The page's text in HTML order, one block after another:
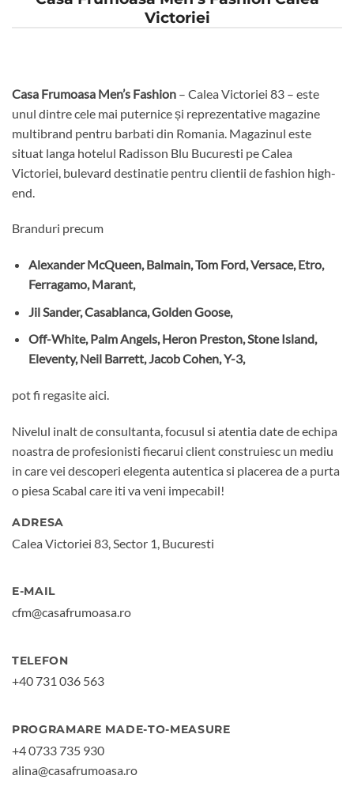
Victoriei
Casa Frumoasa Men’s Fashion – Calea Victoriei 83 – este
unul dintre cele mai puternice și reprezentative magazine
multibrand pentru barbati din Romania. Magazinul este
situat langa hotelul Radisson Blu Bucuresti pe Calea
Victoriei, bulevard destinatie pentru clientii de fashion high-
end.
Branduri precum
Alexander McQueen, Balmain, Tom Ford, Versace, Etro,
Ferragamo, Marant,
Jil Sander, Casablanca, Golden Goose,
Off-White, Palm Angels, Heron Preston, Stone Island,
Eleventy, Neil Barrett, Jacob Cohen, Y-3,
pot fi regasite aici.
Nivelul inalt de consultanta, focusul si atentia date de echipa
noastra de profesionisti fiecarui client construiesc un mediu
in care vei descoperi elegenta autentica si placerea de a purta
o piesa Scabal care iti va veni impecabil!
ADRESA
Calea Victoriei 83, Sector 1, Bucuresti
E-MAIL
cfm@casafrumoasa.ro
TELEFON
+40 731 036 563
PROGRAMARE MADE-TO-MEASURE
+4 0733 735 930
alina@casafrumoasa.ro